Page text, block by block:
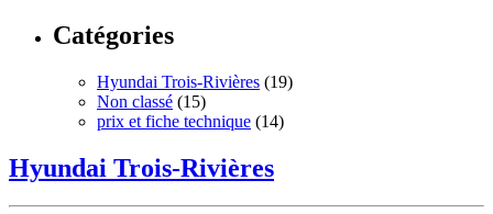
Catégories
Hyundai Trois-Rivières (19)
Non classé (15)
prix et fiche technique (14)
Hyundai Trois-Rivières